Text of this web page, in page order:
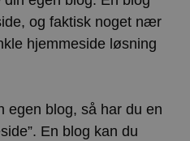
og faktisk noget nær
hjemmeside løsning
egen blog, så har du en
En blog kan du